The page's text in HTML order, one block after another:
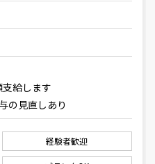
給します
の見直しあり
経験者歓迎